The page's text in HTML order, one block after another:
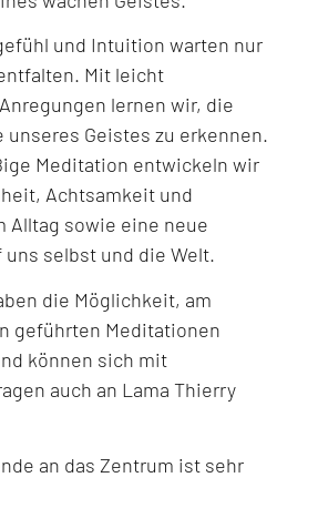
und Intuition warten nur
Mit leicht
lernen wir, die
Geistes zu erkennen.
Meditation entwickeln wir
Achtsamkeit und
Alltag sowie eine neue
selbst und die Welt.
die Möglichkeit, am
geführten Meditationen
können sich mit
auch an Lama Thierry
an das Zentrum ist sehr